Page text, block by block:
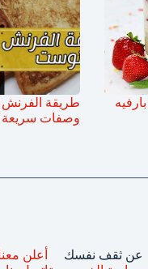
وصفات سريعة
عن ثقف نفسك
أعلن